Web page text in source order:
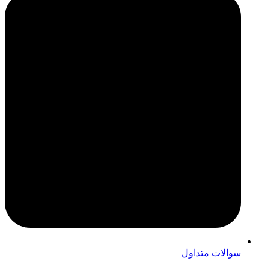
سوالات متداول